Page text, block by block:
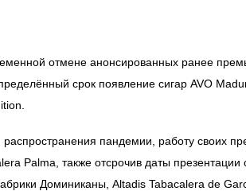
отмене анонсированных ранее
срок появление сигар AVO
пандемии, работу своих
Palma, также отсрочив даты презентации
Доминиканы, Altadis Tabacalera de